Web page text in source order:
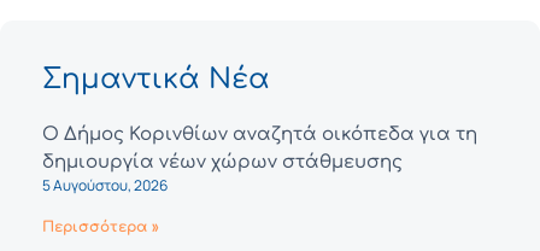
Σημαντικά Νέα
Ο Δήμος Κορινθίων αναζητά οικόπεδα για τη
δημιουργία νέων χώρων στάθμευσης
5 Αυγούστου, 2026
Περισσότερα »